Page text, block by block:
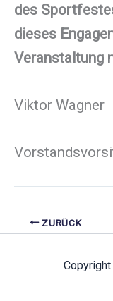
des
dieses
Veranstaltung
Viktor Wagner
ZURÜCK